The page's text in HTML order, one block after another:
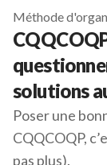
Méthode
solutions
Poser une
CQQCOQP,
pas plus).